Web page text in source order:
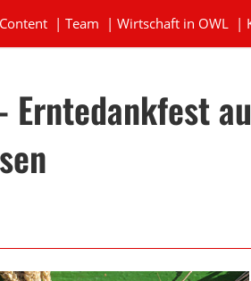
| Team | Wirtschaft in OWL|
Erntedankfest